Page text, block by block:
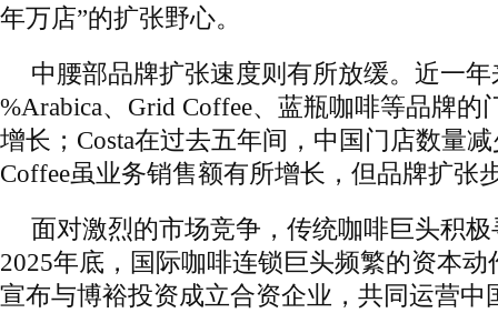
年万店”的扩张野心。
中腰部品牌扩张速度则有所放缓。近一年
%Arabica、Grid Coffee、蓝瓶咖啡等品牌的
增长；Costa在过去五年间，中国门店数量减
Coffee虽业务销售额有所增长，但品牌扩张
面对激烈的市场竞争，传统咖啡巨头积
2025年底，国际咖啡连锁巨头频繁的资本
宣布与博裕投资成立合资企业，共同运营中